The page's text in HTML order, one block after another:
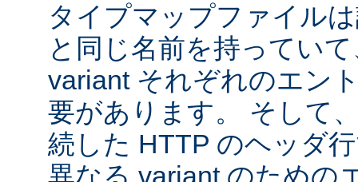
タイプマップファイル
と同じ名前を持ってい
variant それぞれのエン
要があります。 そして
続した HTTP のヘッダ
異なる variant のための